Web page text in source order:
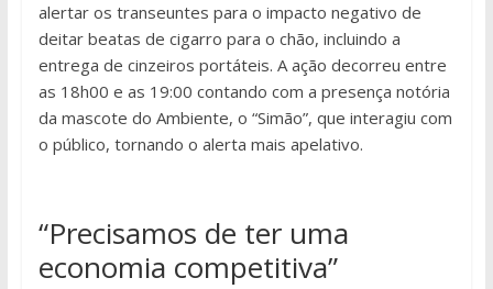
alertar os transeuntes para o impacto negativo de
deitar beatas de cigarro para o chão, incluindo a
entrega de cinzeiros portáteis. A ação decorreu entre
as 18h00 e as 19:00 contando com a presença notória
da mascote do Ambiente, o “Simão”, que interagiu com
o público, tornando o alerta mais apelativo.
“Precisamos de ter uma
economia competitiva”